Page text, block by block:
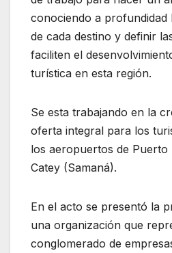
conociendo a profundidad
de cada destino y definir
faciliten el
turística en esta región.
Se esta trabajando en la
oferta integral para los
los aeropuertos de Puerto
Catey (Samaná).
En el acto se presentó la
una organización que
conglomerado de